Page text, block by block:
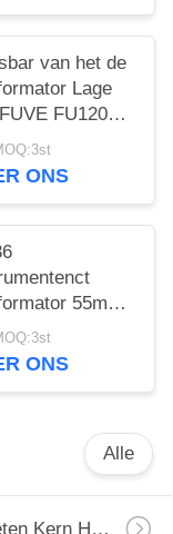
van het de
Lage
FU120
ONS
55mm
voor
ONS
Alle
Gespleten Kern Huidige Transformator